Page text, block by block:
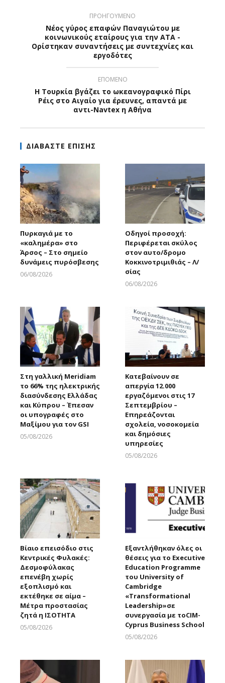
ΠΡΟΗΓΟΥΜΕΝΟ
Νέος γύρος επαφών Παναγιώτου με
κοινωνικούς εταίρους για την ΑΤΑ -
Ορίστηκαν συναντήσεις με συντεχνίες και
εργοδότες
ΕΠΟΜΕΝΟ
Η Τουρκία βγάζει το ωκεανογραφικό Πίρι
Ρέις στο Αιγαίο για έρευνες, απαντά με
αντι-Navtex η Αθήνα
ΔΙΑΒΑΣΤΕ ΕΠΙΣΗΣ
Πυρκαγιά με το
«καλημέρα» στο
Άρσος – Στο σημείο
δυνάμεις πυρόσβεσης
06/08/2026
Οδηγοί προσοχή:
Περιφέρεται σκύλος
στον αυτο/δρομο
Κοκκινοτριμιθιάς – Λ/
σίας
06/08/2026
Στη γαλλική Meridiam
το 66% της ηλεκτρικής
διασύνδεσης Ελλάδας
και Κύπρου – Έπεσαν
οι υπογραφές στο
Μαξίμου για τον GSI
05/08/2026
Κατεβαίνουν σε
απεργία 12.000
εργαζόμενοι στις 17
Σεπτεμβρίου –
Επηρεάζονται
σχολεία, νοσοκομεία
και δημόσιες
υπηρεσίες
05/08/2026
Βίαιο επεισόδιο στις
Κεντρικές Φυλακές:
Δεσμοφύλακας
επενέβη χωρίς
εξοπλισμό και
εκτέθηκε σε αίμα –
Μέτρα προστασίας
ζητά η ΙΣΟΤΗΤΑ
05/08/2026
Εξαντλήθηκαν όλες οι
θέσεις για το Executive
Education Programme
του University of
Cambridge
«Transformational
Leadership»σε
συνεργασία με τοCIM-
Cyprus Business School
05/08/2026